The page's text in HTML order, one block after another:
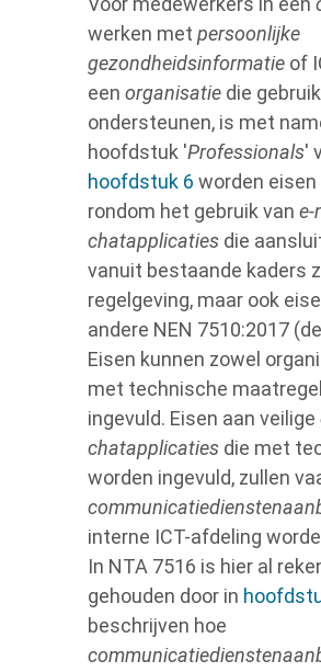
werken met persoonlijke
gezondheidsinformatie of
een organisatie die
ondersteunen, is met
hoofdstuk 'Professionals'
hoofdstuk 6 worden
rondom het gebruik van e-
chatapplicaties die
vanuit bestaande kaders
regelgeving, maar ook
andere NEN 7510:2017
Eisen kunnen zowel
met technische
ingevuld. Eisen aan veilige
chatapplicaties die met
worden ingevuld, zullen
interne ICT-afdeling
In NTA 7516 is hier al
gehouden door in
beschrijven hoe